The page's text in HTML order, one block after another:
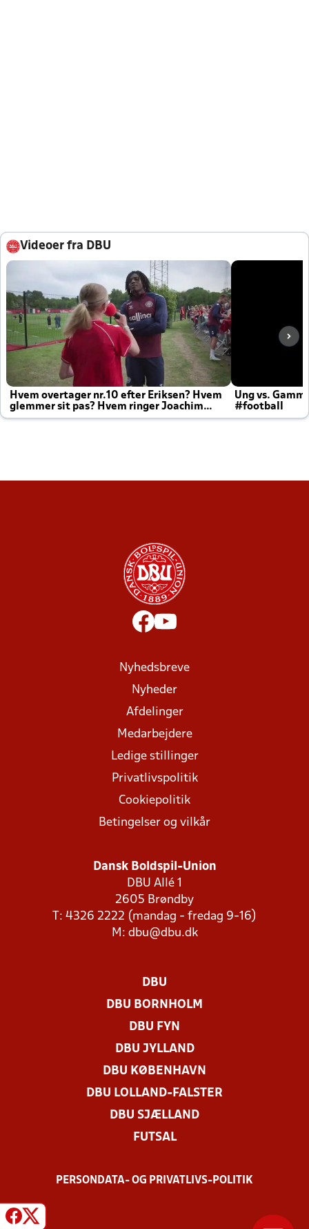
Videoer fra DBU
Hvem overtager nr.10 efter Eriksen? Hvem
glemmer sit pas? Hvem ringer Joachim
altid til efter kampe?
Ung vs.
#football
Nyhedsbreve
Nyheder
Afdelinger
Medarbejdere
Ledige stillinger
Privatlivspolitik
Cookiepolitik
Betingelser og vilkår
Dansk Boldspil-Union
DBU Allé 1
2605 Brøndby
T: 4326 2222 (mandag - fredag 9-16)
M: dbu@dbu.dk
DBU
DBU BORNHOLM
DBU FYN
DBU JYLLAND
DBU KØBENHAVN
DBU LOLLAND-FALSTER
DBU SJÆLLAND
FUTSAL
PERSONDATA- OG PRIVATLIVS-POLITIK